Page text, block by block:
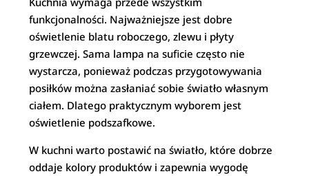
funkcjonalności. Najważniejsze jest dobre
oświetlenie blatu roboczego, zlewu i płyty
grzewczej. Sama lampa na suficie często nie
wystarcza, ponieważ podczas przygotowywania
posiłków można zasłaniać sobie światło własnym
ciałem. Dlatego praktycznym wyborem jest
oświetlenie podszafkowe.
W kuchni warto postawić na światło, które dobrze
oddaje kolory produktów i zapewnia wygodę